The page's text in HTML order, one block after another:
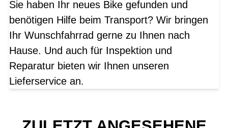
Sie haben Ihr neues Bike gefunden und
benötigen Hilfe beim Transport? Wir bringen
Ihr Wunschfahrrad gerne zu Ihnen nach
Hause. Und auch für Inspektion und
Reparatur bieten wir Ihnen unseren
Lieferservice an.